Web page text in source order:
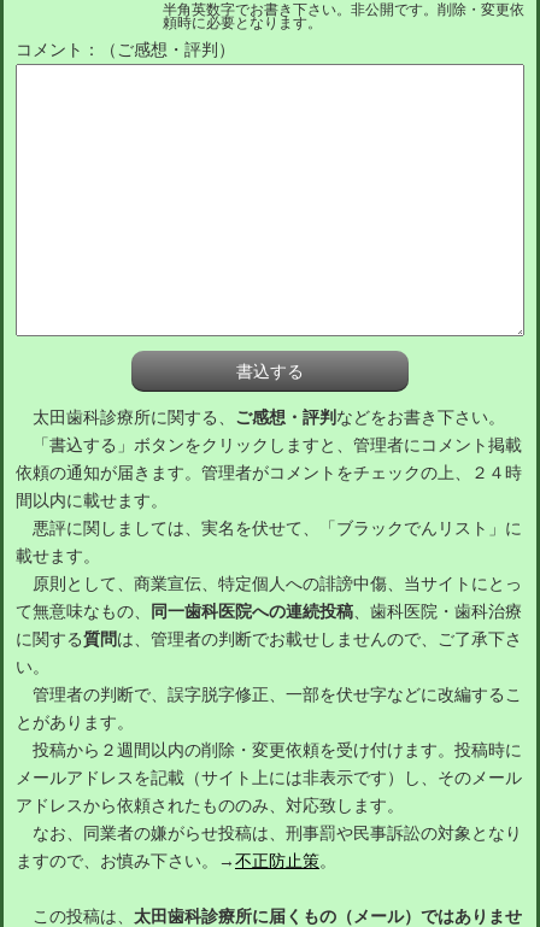
半角英数字でお書き下さい。非公開です。削除・変更依
頼時に必要となります。
コメント：（ご感想・評判）
太田歯科診療所に関する、 ご感想・評判 などをお書き下さい。
「書込する」ボタンをクリックしますと、管理者にコメント掲載
依頼の通知が届きます。管理者がコメントをチェックの上、２４時
間以内に載せます。
悪評に関しましては、実名を伏せて、「ブラックでんリスト」に
載せます。
原則として、商業宣伝、特定個人への誹謗中傷、当サイトにとっ
て無意味なもの、
同一歯科医院への連続投稿、歯科医院・歯科治療
に関する質問は、管理者の判断でお載せしませんので、ご了承下さ
い。
管理者の判断で、誤字脱字修正、一部を伏せ字などに改編するこ
とがあります。
投稿から２週間以内の削除・変更依頼を受け付けます。投稿時に
メールアドレスを記載（サイト上には非表示です）し、そのメール
アドレスから依頼されたもののみ、対応致します。
なお、同業者の嫌がらせ投稿は、刑事罰や民事訴訟の対象となり
ますので、お慎み下さい。→不正防止策。
この投稿は、 太田歯科診療所に届くもの（メール）ではありませ